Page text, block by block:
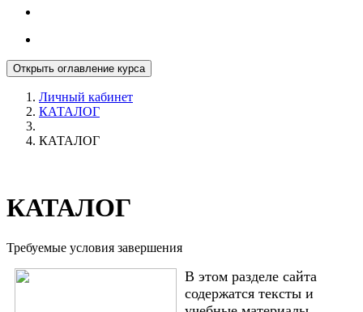
Открыть оглавление курса
Личный кабинет
КАТАЛОГ
КАТАЛОГ
КАТАЛОГ
Требуемые условия завершения
В этом разделе сайта
содержатся тексты и